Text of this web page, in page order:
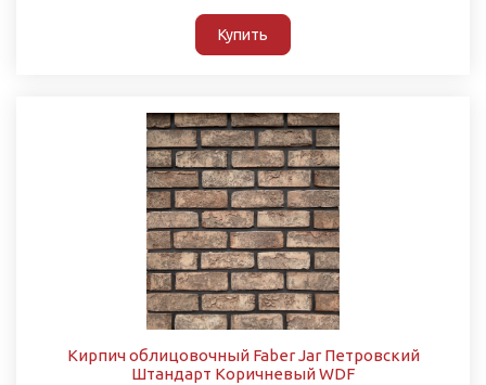
Купить
Кирпич облицовочный Faber Jar Петровский
Штандарт Коричневый WDF